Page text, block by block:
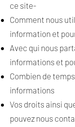
ce site-
Comment nous
information et
Avec qui nous
informations et
Combien de
informations
Vos droits ainsi
pouvez nous